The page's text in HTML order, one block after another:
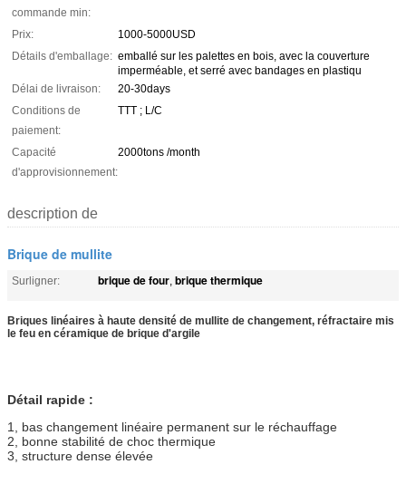
commande min:
Prix:
1000-5000USD
Détails d'emballage: emballé sur les palettes en bois, avec la couverture
imperméable, et serré avec bandages en plastiqu
Délai de livraison:
20-30days
Conditions de
paiement:
TTT ; L/C
Capacité
d'approvisionnement:
2000tons /month
description de
Brique de mullite
Surligner: brique de four, brique thermique
Briques linéaires à haute densité de mullite de changement, réfractaire mis
le feu en céramique de brique d'argile
Détail rapide :
1, bas changement linéaire permanent sur le réchauffage
2, bonne stabilité de choc thermique
3, structure dense élevée